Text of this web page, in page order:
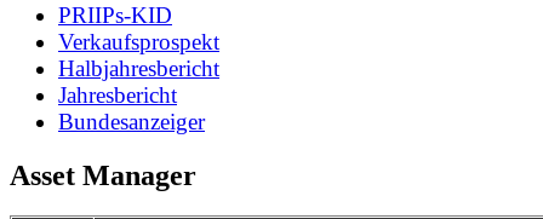
PRIIPs-KID
Verkaufsprospekt
Halbjahresbericht
Jahresbericht
Bundesanzeiger
Asset Manager